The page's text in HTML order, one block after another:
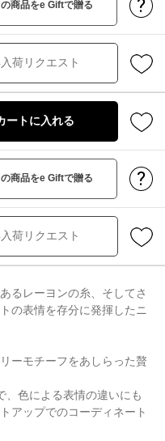
商品をe Giftで贈る ?
荷リクエスト
ートに入れる
商品をe Giftで贈る ?
荷リクエスト
るレーヨンの糸、そしてさ
の表情を存分に発揮したニ
ーモチーフをあしらった贅
、色による表情の違いにも
アップでのコーディネート